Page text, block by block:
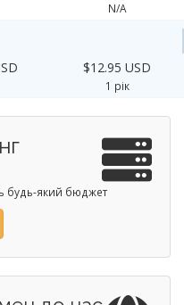
N/A
$12.95 USD
1 рік
будь-який бюджет